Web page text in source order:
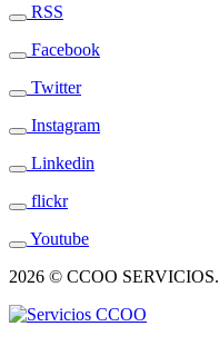
RSS
Facebook
Twitter
Instagram
Linkedin
flickr
Youtube
2026 © CCOO SERVICIOS.